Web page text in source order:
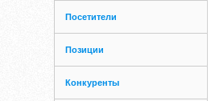
Посетители
Позиции
Конкуренты